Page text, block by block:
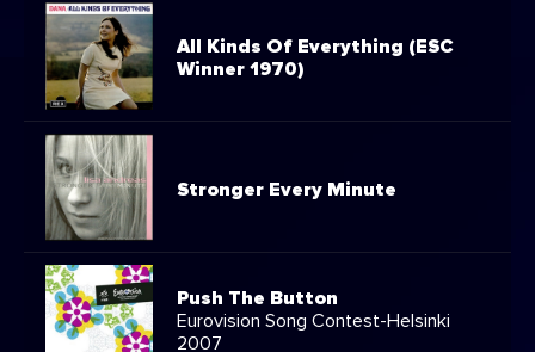
All Kinds Of Everything (ESC
Winner 1970)
Stronger Every Minute
Push The Button
Eurovision Song Contest-Helsinki
2007